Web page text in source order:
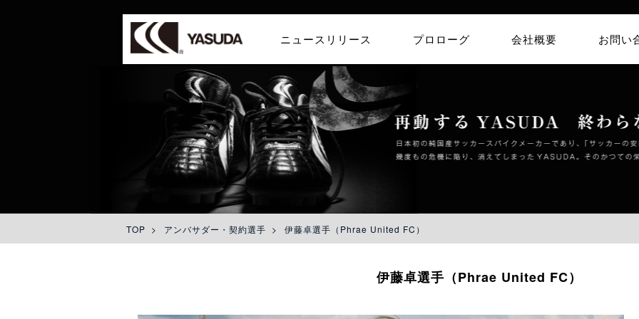
ニュースリリース プロローグ 会社概要 お問い
TOP > アンバサダー・契約選手 > 伊藤卓選手（Phrae United FC）
伊藤卓選手（Phrae United FC）